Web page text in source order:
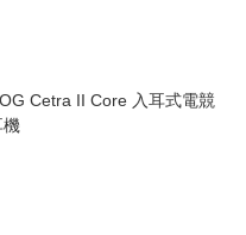
Cetra II Core 入耳式電競